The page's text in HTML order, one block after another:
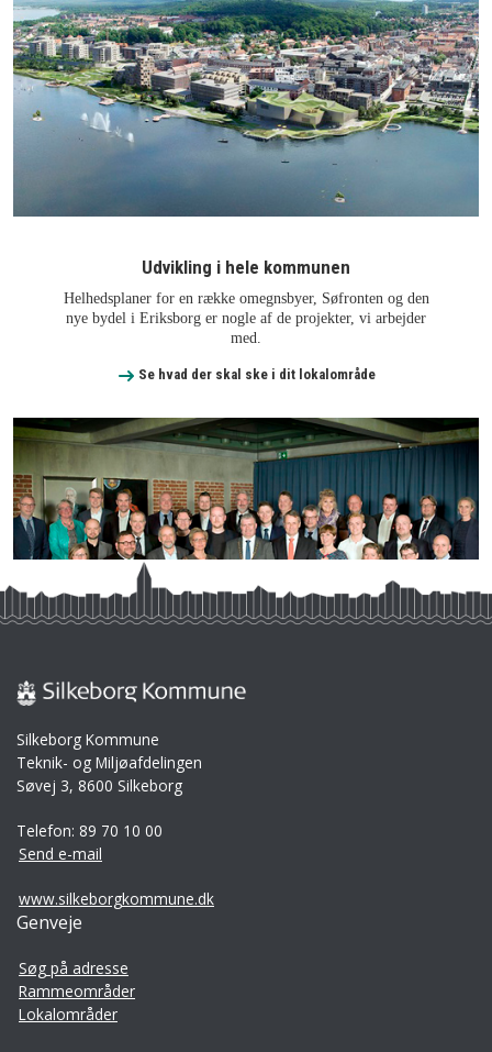
Udvikling i hele kommunen
Helhedsplaner for en række omegnsbyer, Søfronten og den
nye bydel i Eriksborg er nogle af de projekter, vi arbejder
med.
Se hvad der skal ske i dit lokalområde
Med Udviklingsstrategien og Planstrategien sætter byrådet
retning for Silkeborg Kommunes videre udvikling.
Silkeborg Kommune
Teknik- og Miljøafdelingen
Søvej 3, 8600 Silkeborg
Telefon: 89 70 10 00
Send e-mail
www.silkeborgkommune.dk
Genveje
Søg på adresse
Rammeområder
Lokalområder